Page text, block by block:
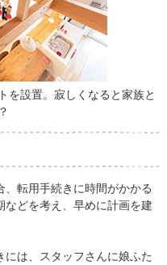
を設置。寂しくなると家族と
転用手続きに時間がかかる
などを考え、早めに計画を建
には、スタッフさんに娘ふた